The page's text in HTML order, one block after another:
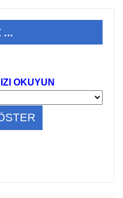
…
OKUYUN